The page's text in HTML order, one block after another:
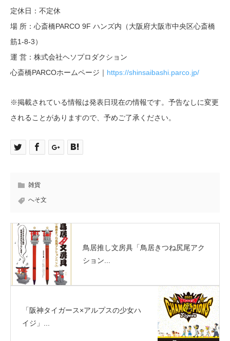
定休日：不定休
場 所：心斎橋PARCO 9F ハンズ内（大阪府大阪市中央区心斎橋
筋1-8-3）
運 営：株式会社ヘソプロダクション
心斎橋PARCOホームページ｜ https://shinsaibashi.parco.jp/
※掲載されている情報は発表日現在の情報です。予告なしに変更
されることがありますので、予めご了承ください。
雑貨
へそ文
鳥居推し文房具「鳥居きつね尻尾アク
ション...
「阪神タイガース×アルプスの少女ハ
イジ」...